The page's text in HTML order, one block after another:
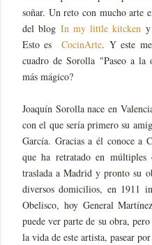
soñar. Un reto con mucho arte
del blog In my little kitcken
Esto esCocinArte. Y este
cuadro de Sorolla "Paseo a
más mágico?
Joaquín Sorolla nace en
con el que sería primero su
García. Gracias a él conoce
que ha retratado en
traslada a Madrid y pronto su
diversos domicilios, en 1911
Obelisco, hoy General
puede ver parte de su obra,
la vida de este artista, pasear